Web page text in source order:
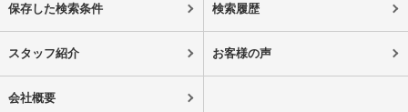
保存した検索条件 検索履歴
スタッフ紹介 お客様の声
会社概要